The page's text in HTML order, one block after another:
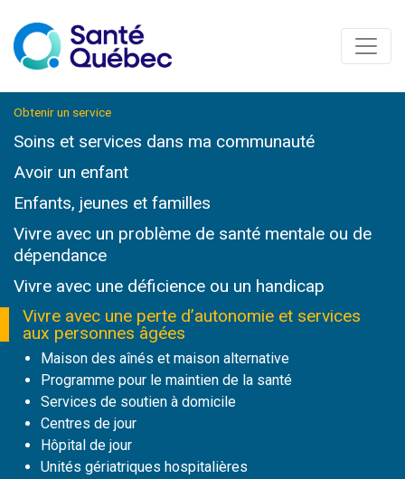
Obtenir un service
Soins et services dans ma communauté
Avoir un enfant
Enfants, jeunes et familles
Vivre avec un problème de santé mentale ou de
dépendance
Vivre avec une déficience ou un handicap
Vivre avec une perte d’autonomie et services
aux personnes âgées
Maison des aînés et maison alternative
Programme pour le maintien de la santé
Services de soutien à domicile
Centres de jour
Hôpital de jour
Unités gériatriques hospitalières